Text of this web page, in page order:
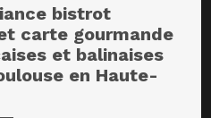
bistrot
carte gourmande
et balinaises
en Haute-